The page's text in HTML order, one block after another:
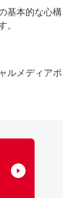
基本的な心構
。
ルメディアポ